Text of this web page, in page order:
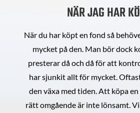
NÄR JAG HAR
När du har köpt en fond så
mycket på den. Man bör dock
presterar då och då för att
har sjunkit allt för mycket.
den växa med tiden. Att köpa
rätt omgående är inte lönsamt.